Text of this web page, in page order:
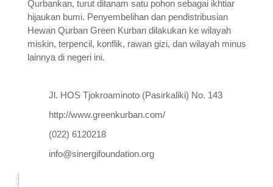
Qurbankan, turut ditanam satu pohon sebagai ikhtiar
hijaukan bumi. Penyembelihan dan pendistribusian
Hewan Qurban Green Kurban dilakukan ke wilayah
miskin, terpencil, konflik, rawan gizi, dan wilayah minus
lainnya di negeri ini.
Jl. HOS Tjokroaminoto (Pasirkaliki) No. 143
http://www.greenkurban.com/
(022) 6120218
info@sinergifoundation.org